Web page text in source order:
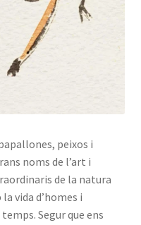
peixos i
noms de l’art i
de la natura
vida d’homes i
Segur que ens